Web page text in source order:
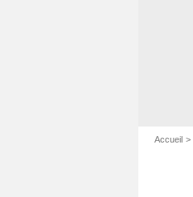
Accueil